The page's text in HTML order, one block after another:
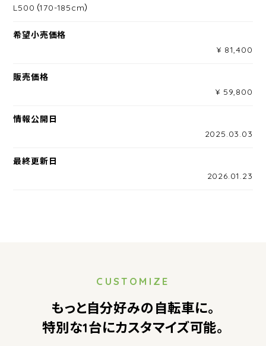
L500（170-185cm）
希望小売価格
¥ 81,400
販売価格
¥ 59,800
情報公開日
2025.03.03
最終更新日
2026.01.23
CUSTOMIZE
もっと自分好みの自転車に。
特別な1台にカスタマイズ可能。